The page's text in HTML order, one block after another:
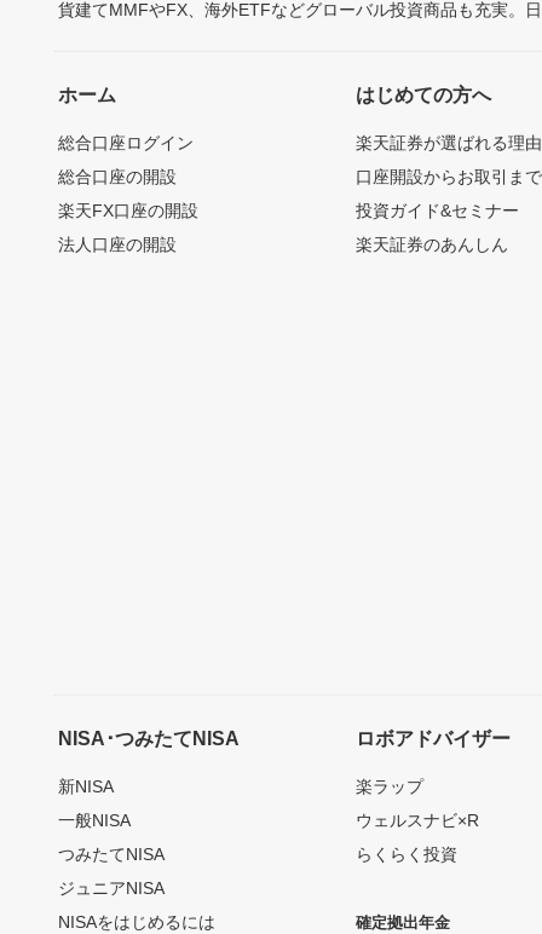
貨建てMMFやFX、海外ETFなどグローバル投資商品も充実。
ホーム
総合口座ログイン
総合口座の開設
楽天FX口座の開設
法人口座の開設
はじめての方へ
楽天証券が選ばれる理由
口座開設からお取引ま
投資ガイド&セミナー
楽天証券のあんしん
NISA･つみたてNISA
新NISA
一般NISA
つみたてNISA
ジュニアNISA
NISAをはじめるには
ロボアドバイザー
楽ラップ
ウェルスナビ×R
らくらく投資
確定拠出年金